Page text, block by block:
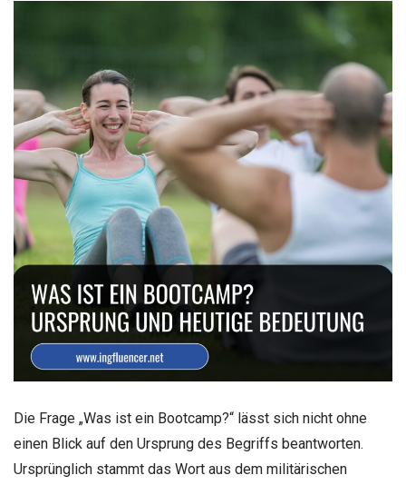
Die Frage „Was ist ein Bootcamp?“ lässt sich nicht ohne
einen Blick auf den Ursprung des Begriffs beantworten.
Ursprünglich stammt das Wort aus dem militärischen